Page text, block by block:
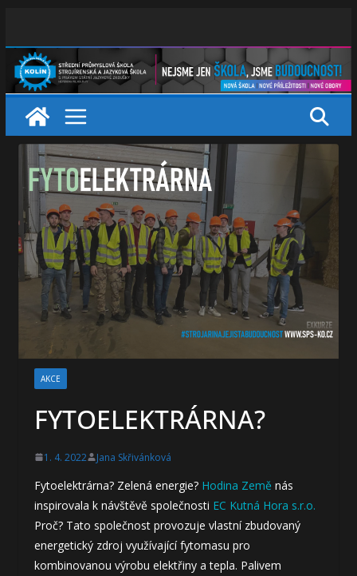
AKCE
FYTOELEKTRÁRNA?
1. 4. 2022 Jana Skřivánková
Fytoelektrárna? Zelená energie? Hodina Země nás
inspirovala k návštěvě společnosti EC Kutná Hora s.r.o.
Proč? Tato společnost provozuje vlastní zbudovaný
energetický zdroj využívající fytomasu pro
kombinovanou výrobu elektřiny a tepla. Palivem